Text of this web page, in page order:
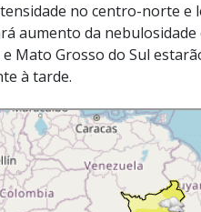
no centro-norte e
aumento da nebulosidade
e Mato Grosso do Sul
à tarde.